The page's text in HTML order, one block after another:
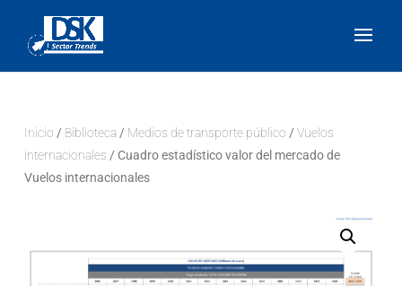
Inicio / Biblioteca/ Medios de transporte público / Vuelos
internacionales / Cuadro estadístico valor del mercado de
Vuelos internacionales